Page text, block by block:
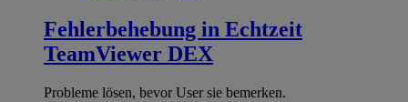
Fehlerbehebung in Echtzeit
TeamViewer DEX
Probleme lösen, bevor User sie bemerken.